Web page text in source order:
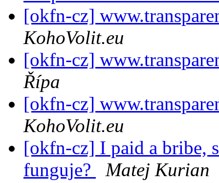
[okfn-cz]
KohoVolit.eu
[okfn-cz]
Řípa
[okfn-cz]
KohoVolit.eu
[okfn-cz] I paid a bribe,
funguje?
Matej Kurian